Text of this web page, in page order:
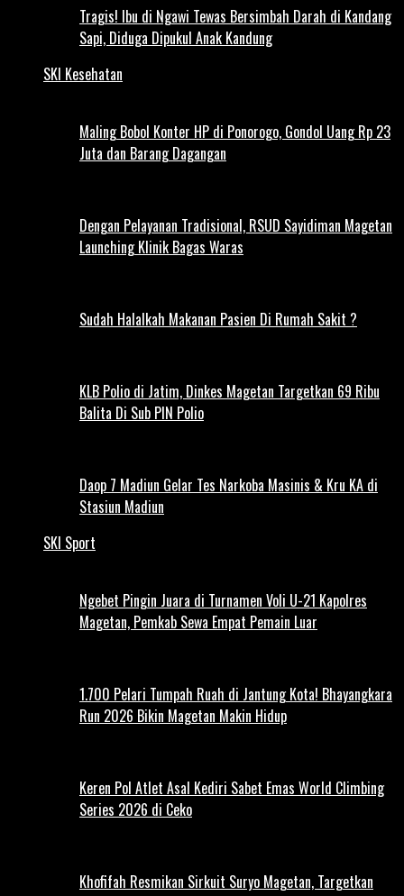
Tragis! Ibu di Ngawi Tewas Bersimbah Darah di Kandang
Sapi, Diduga Dipukul Anak Kandung
SKI Kesehatan
Maling Bobol Konter HP di Ponorogo, Gondol Uang Rp 23
Juta dan Barang Dagangan
Dengan Pelayanan Tradisional, RSUD Sayidiman Magetan
Launching Klinik Bagas Waras
Sudah Halalkah Makanan Pasien Di Rumah Sakit ?
KLB Polio di Jatim, Dinkes Magetan Targetkan 69 Ribu
Balita Di Sub PIN Polio
Daop 7 Madiun Gelar Tes Narkoba Masinis & Kru KA di
Stasiun Madiun
SKI Sport
Ngebet Pingin Juara di Turnamen Voli U-21 Kapolres
Magetan, Pemkab Sewa Empat Pemain Luar
1.700 Pelari Tumpah Ruah di Jantung Kota! Bhayangkara
Run 2026 Bikin Magetan Makin Hidup
Keren Pol Atlet Asal Kediri Sabet Emas World Climbing
Series 2026 di Ceko
Khofifah Resmikan Sirkuit Suryo Magetan, Targetkan